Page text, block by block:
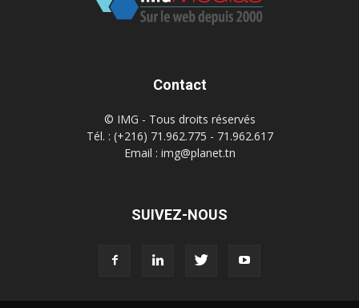
Contact
© IMG - Tous droits réservés
Tél. : (+216) 71.962.775 - 71.962.617
Email : img@planet.tn
SUIVEZ-NOUS